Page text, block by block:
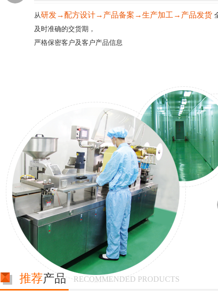
从研发→配方设计→产品备案→生产加工→产品发货
及时准确的交货期，
严格保密客户及客户产品信息
推荐产品 RECOMMENDED PRODUCTS